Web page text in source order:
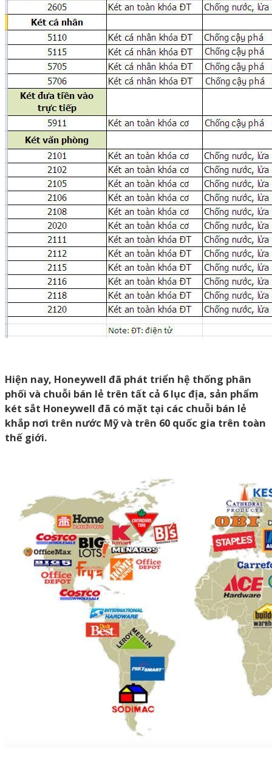
Hiện nay, Honeywell đã phát triển hệ thống phân
phối và chuỗi bán lẻ trên tất cả 6 lục địa, sản phẩm
két sắt Honeywell đã có mặt tại các chuỗi bán lẻ
khắp nơi trên nước Mỹ và trên 60 quốc gia trên toàn
thế giới.